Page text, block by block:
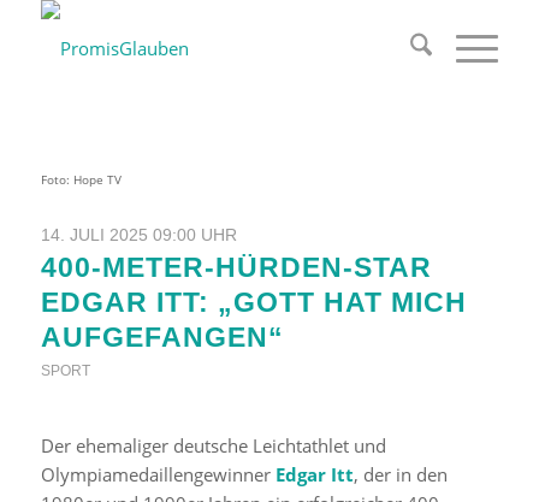
Foto: Hope TV
14. JULI 2025 09:00 UHR
400-METER-HÜRDEN-STAR
EDGAR ITT: „GOTT HAT MICH
AUFGEFANGEN“
SPORT
Der ehemaliger deutsche Leichtathlet und
Olympiamedaillengewinner Edgar Itt, der in den